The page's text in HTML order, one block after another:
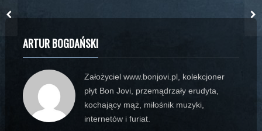
ARTUR BOGDAŃSKI
Założyciel www.bonjovi.pl, kolekcjoner
płyt Bon Jovi, przemądrzały erudyta,
kochający mąż, miłośnik muzyki,
internetów i furiat.